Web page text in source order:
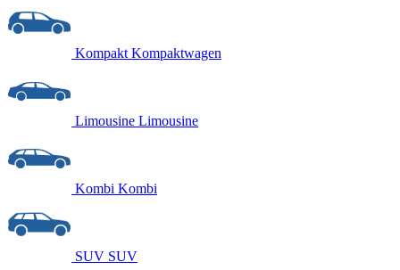
Kompakt Kompaktwagen
Limousine Limousine
Kombi Kombi
SUV SUV